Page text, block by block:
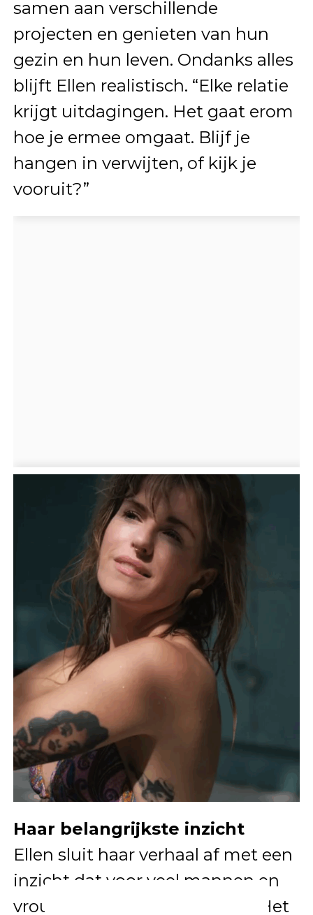
samen aan verschillende
projecten en genieten van hun
gezin en hun leven. Ondanks alles
blijft Ellen realistisch. “Elke relatie
krijgt uitdagingen. Het gaat erom
hoe je ermee omgaat. Blijf je
hangen in verwijten, of kijk je
vooruit?”
Haar belangrijkste inzicht
Ellen sluit haar verhaal af met een
inzicht dat voor veel mannen en
vrouwen herkenbaar zal zijn: “Het